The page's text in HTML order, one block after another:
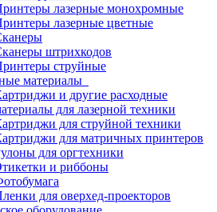
лазерные монохромные
лазерные цветные
штрихкодов
струйные
материалы
и другие расходные
для лазерной техники
для струйной техники
для матричных принтеров
для оргтехники
и риббоны
для оверхед-проекторов